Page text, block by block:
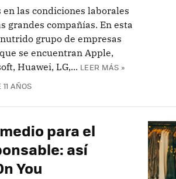
las condiciones laborales
grandes compañías. En esta
grupo de empresas
se encuentran Apple,
Huawei, LG,... LEER MÁS »
11 AÑOS
para el
así
You